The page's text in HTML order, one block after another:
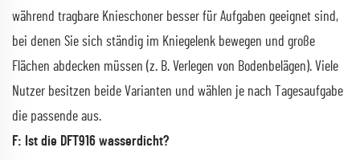
während tragbare Knieschoner besser für Aufgaben geeignet sind,
bei denen Sie sich ständig im Kniegelenk bewegen und große
Flächen abdecken müssen (z. B. Verlegen von Bodenbelägen). Viele
Nutzer besitzen beide Varianten und wählen je nach Tagesaufgabe
die passende aus.
F: Ist die DFT916 wasserdicht?